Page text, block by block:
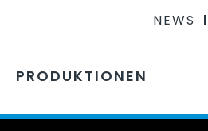
NEWS
PRODUKTIONEN